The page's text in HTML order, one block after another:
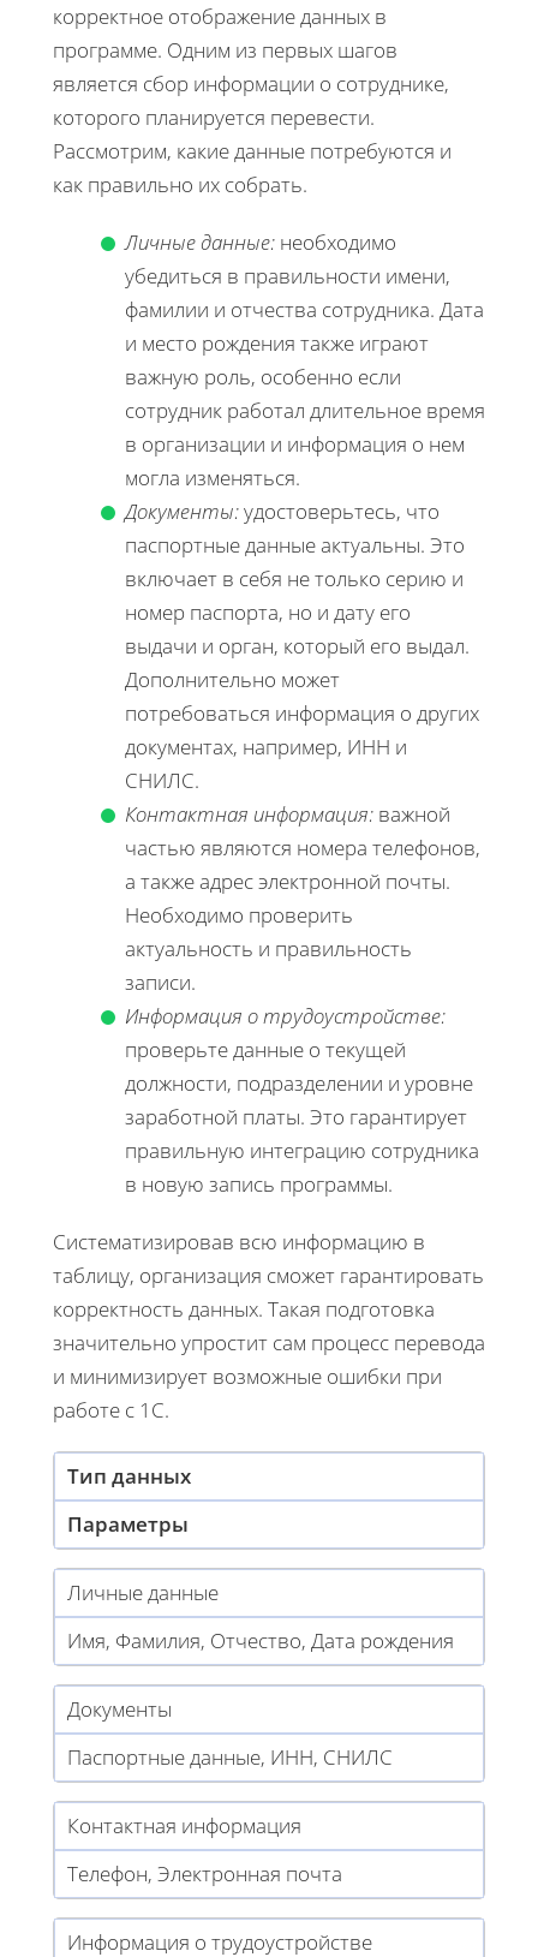
корректное отображение данных в
программе. Одним из первых шагов
является сбор информации о сотруднике,
которого планируется перевести.
Рассмотрим, какие данные потребуются и
как правильно их собрать.
Личные данные: необходимо
убедиться в правильности имени,
фамилии и отчества сотрудника. Дата
и место рождения также играют
важную роль, особенно если
сотрудник работал длительное время
в организации и информация о нем
могла изменяться.
Документы:удостоверьтесь, что
паспортные данные актуальны. Это
включает в себя не только серию и
номер паспорта, но и дату его
выдачи и орган, который его выдал.
Дополнительно может
потребоваться информация о других
документах, например, ИНН и
СНИЛС.
Контактная информация: важной
частью являются номера телефонов,
а также адрес электронной почты.
Необходимо проверить
актуальность и правильность
записи.
Информация о трудоустройстве:
проверьте данные о текущей
должности, подразделении и уровне
заработной платы. Это гарантирует
правильную интеграцию сотрудника
в новую запись программы.
Систематизировав всю информацию в
таблицу, организация сможет гарантировать
корректность данных. Такая подготовка
значительно упростит сам процесс перевода
и минимизирует возможные ошибки при
работе с 1С.
Тип данных
Параметры
Личные данные
Имя, Фамилия, Отчество, Дата рождения
Документы
Паспортные данные, ИНН, СНИЛС
Контактная информация
Телефон, Электронная почта
Информация о трудоустройстве